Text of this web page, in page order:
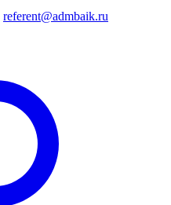
referent@admbaik.ru